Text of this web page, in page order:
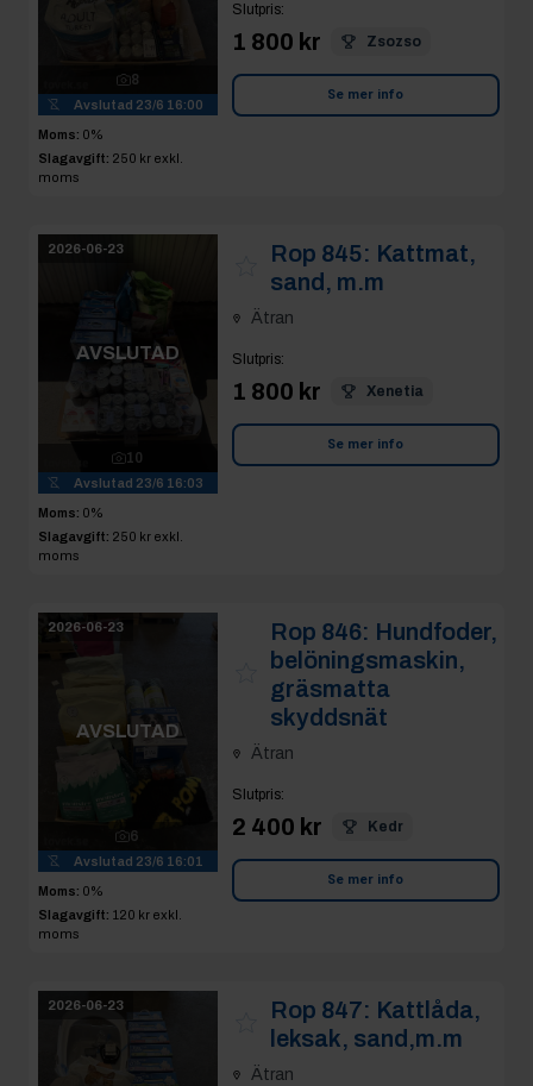
8
Avslutad 23/6 16:00
Moms: 0%
Slagavgift: 250 kr exkl.
moms
Slutpris:
1 800 kr Zsozso
Se mer info
2026-06-23
AVSLUTAD
10
Avslutad 23/6 16:03
Moms: 0%
Slagavgift: 250 kr exkl.
moms
Rop 845: Kattmat,
sand, m.m
Ätran
Slutpris:
1 800 kr Xenetia
Se mer info
2026-06-23
AVSLUTAD
6
Avslutad 23/6 16:01
Moms: 0%
Slagavgift: 120 kr exkl.
moms
Rop 846: Hundfoder,
belöningsmaskin,
gräsmatta
skyddsnät
Ätran
Slutpris:
2 400 kr Kedr
Se mer info
2026-06-23 Rop 847: Kattlåda,
leksak, sand,m.m
Ätran